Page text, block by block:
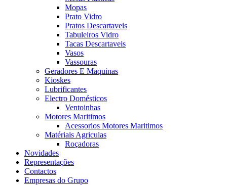
Mopas
Prato Vidro
Pratos Descartaveis
Tabuleiros Vidro
Tacas Descartaveis
Vasos
Vassouras
Geradores E Maquinas
Kioskes
Lubrificantes
Electro Domésticos
Ventoinhas
Motores Maritimos
Acessorios Motores Maritimos
Matériais Agriculas
Roçadoras
Novidades
Representações
Contactos
Empresas do Grupo